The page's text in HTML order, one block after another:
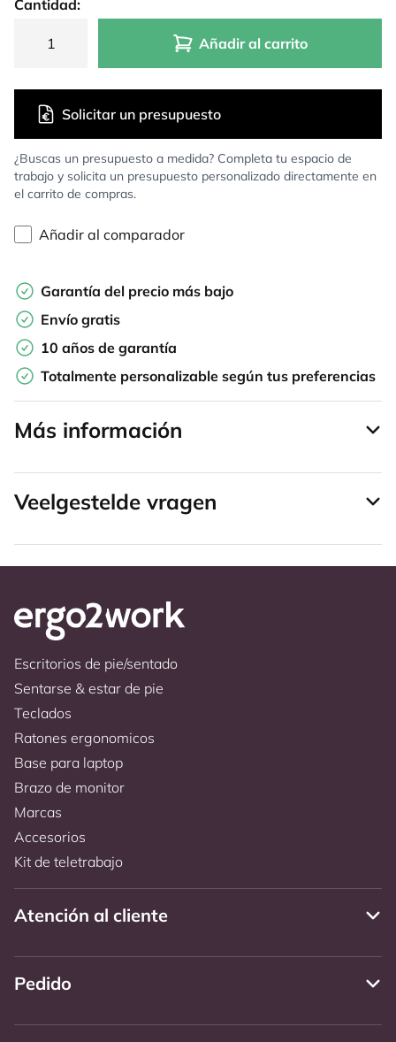
Cantidad:
Añadir al carrito
¿Buscas un presupuesto a medida? Completa tu espacio de
trabajo y solicita un presupuesto personalizado directamente en
el carrito de compras.
Solicitar un presupuesto
Añadir al comparador
Garantía del precio más bajo
Envío gratis
10 años de garantía
Totalmente personalizable según tus preferencias
Más información
Veelgestelde vragen
Escritorios de pie/sentado
Sentarse & estar de pie
Teclados
Ratones ergonomicos
Base para laptop
Brazo de monitor
Marcas
Accesorios
Kit de teletrabajo
Atención al cliente
Pedido